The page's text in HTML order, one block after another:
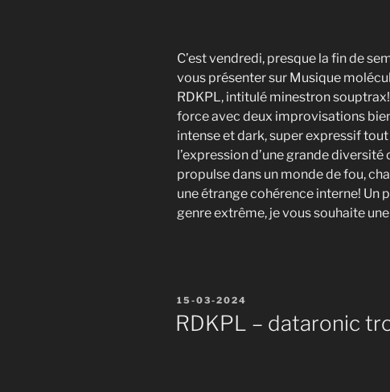
C’est vendredi, presque la fin de
vous présenter sur Musique
RDKPL, intitulé minestron
force avec deux improvisations
intense et dark, super expressif
l’expression d’une grande
propulse dans un monde de fou,
une étrange cohérence interne! Un
genre extrême, je vous souhaite
Publié
le
15-03-2024
RDKPL – dataronic